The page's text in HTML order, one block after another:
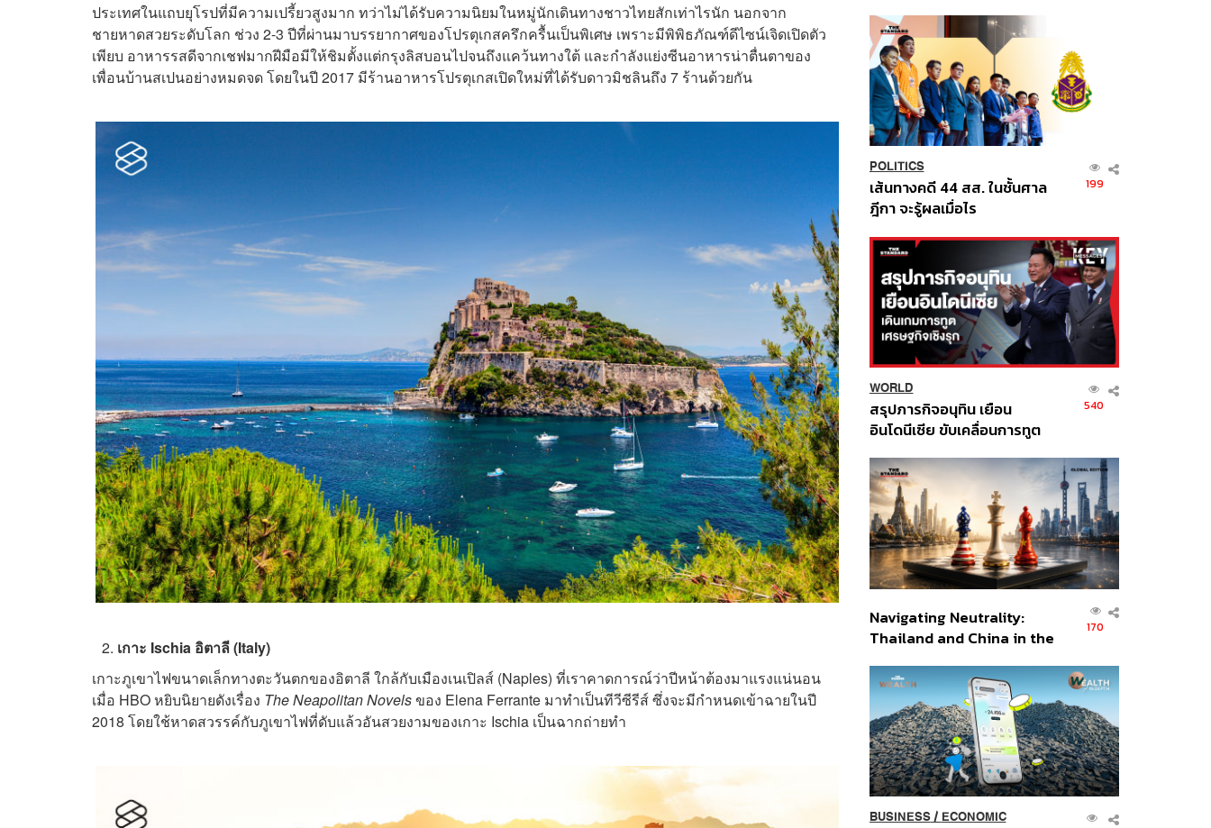
ประเทศในแถบยุโรปที่มีความเปรี้ยวสูงมาก ทว่าไม่ได้รับความนิยมในหมู่นักเดินทางชาวไทยสักเท่าไรนัก นอกจาก
ชายหาดสวยระดับโลก ช่วง 2-3 ปีที่ผ่านมาบรรยากาศของโปรตุเกสครึกครื้นเป็นพิเศษ เพราะมีพิพิธภัณฑ์ดีไซน์เจิดเปิดตัว
เพียบ อาหารรสดีจากเชฟมากฝีมือมีให้ชิมตั้งแต่กรุงลิสบอนไปจนถึงแคว้นทางใต้ และกำลังแย่งซีนอาหารน่าตื่นตาของ
เพื่อนบ้านสเปนอย่างหมดจด โดยในปี 2017 มีร้านอาหารโปรตุเกสเปิดใหม่ที่ได้รับดาวมิชลินถึง 7 ร้านด้วยกัน
เกาะ Ischia อิตาลี (Italy)
เกาะภูเขาไฟขนาดเล็กทางตะวันตกของอิตาลี ใกล้กับเมืองเนเปิลส์ (Naples) ที่เราคาดการณ์ว่าปีหน้าต้องมาแรงแน่นอน
เมื่อ HBO หยิบนิยายดังเรื่อง The Neapolitan Novelsของ Elena Ferrante มาทำเป็นทีวีซีรีส์ ซึ่งจะมีกำหนดเข้าฉายในปี
2018 โดยใช้หาดสวรรค์กับภูเขาไฟที่ดับแล้วอันสวยงามของเกาะ Ischia เป็นฉากถ่ายทำ
POLITICS
เส้นทางคดี 44 สส. ในชั้นศาล
ฎีกา จะรู้ผลเมื่อไร
199
WORLD
สรุปภารกิจอนุทิน เยือน
อินโดนีเซีย ขับเคลื่อนการทูต
ส่วนยุทธศาสตร์ไทย –
อินโดนีเซีย
540
Navigating Neutrality:
Thailand and China in the
Order
170
BUSINESS/ ECONOMIC